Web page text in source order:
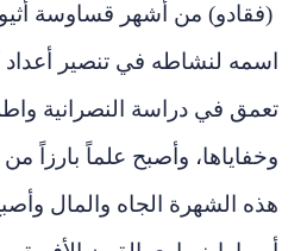
(فقادو) من أشهر قساوسة
اسمه لنشاطه في تنصير أعداد
تعمق في دراسة النصرانية
وخفاياها، وأصبح علماً بارزاً
هذه الشهرة الجاه والمال